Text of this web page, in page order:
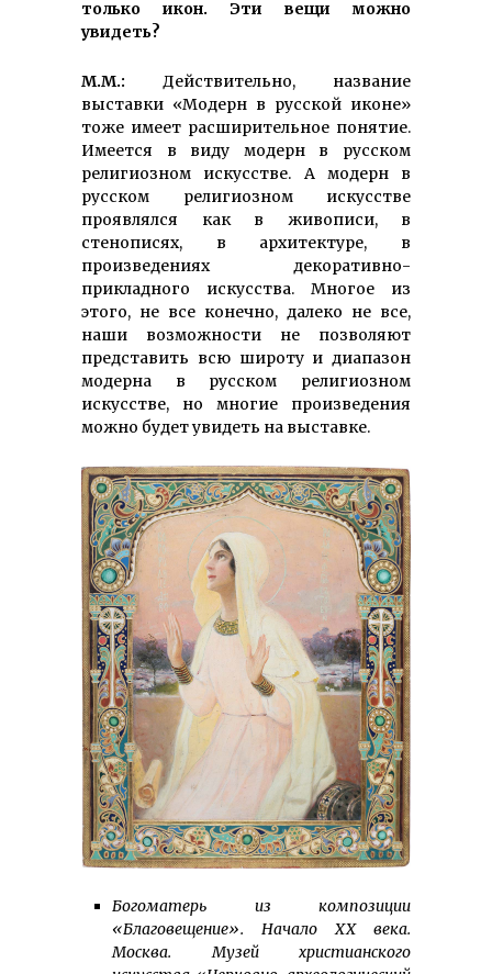
только икон. Эти вещи можно
увидеть?
М.М.: Действительно, название
выставки «Модерн в русской иконе»
тоже имеет расширительное понятие.
Имеется в виду модерн в русском
религиозном искусстве. А модерн в
русском религиозном искусстве
проявлялся как в живописи, в
стенописях, в архитектуре, в
произведениях декоративно-
прикладного искусства. Многое из
этого, не все конечно, далеко не все,
наши возможности не позволяют
представить всю широту и диапазон
модерна в русском религиозном
искусстве, но многие произведения
можно будет увидеть на выставке.
Богоматерь из композиции
«Благовещение». Начало ХХ века.
Москва. Музей христианского